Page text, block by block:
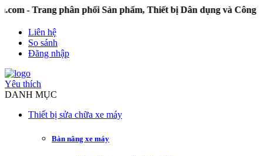
phân phối Sản phẩm, Thiết bị Dân dụng và Công nghiệp
Liên hệ
So sánh
Đăng nhập
Yêu thích
DANH MỤC
Thiết bị sửa chữa xe máy
Bàn nâng xe máy